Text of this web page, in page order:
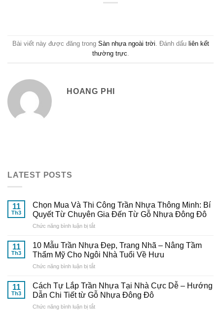
Bài viết này được đăng trong Sàn nhựa ngoài trời. Đánh dấu liên kết
thường trực.
HOANG PHI
LATEST POSTS
11
Th3
Chọn Mua Và Thi Công Trần Nhựa Thông Minh: Bí
Quyết Từ Chuyên Gia Đến Từ Gỗ Nhựa Đông Đô
Chức năng bình luận bị tắtở
Mua
Và
Thi
Công
Nhựa
Thông
Bí
11
Th3
10 Mẫu Trần Nhựa Đẹp, Trang Nhã – Nâng Tầm
Thẩm Mỹ Cho Ngôi Nhà Tuổi Về Hưu
Chức năng bình luận bị tắtở
Mẫu
Trần
Nhựa
Đẹp,
11
Th3
Cách Tự Lắp Trần Nhựa Tại Nhà Cực Dễ – Hướng
Dẫn Chi Tiết từ Gỗ Nhựa Đông Đô
Chức năng bình luận bị tắtở